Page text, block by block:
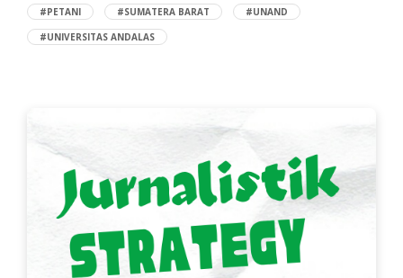
#PETANI
#SUMATERA BARAT
#UNAND
#UNIVERSITAS ANDALAS